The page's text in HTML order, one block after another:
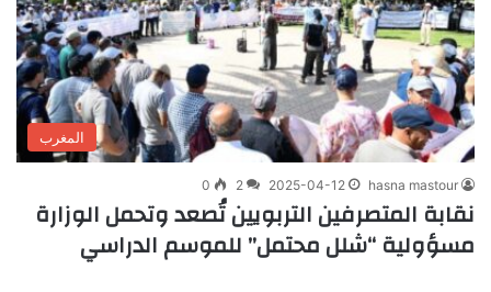
المغرب
hasna mastour
2025-04-12
2
0
نقابة المتصرفين التربويين تُصعد وتحمل الوزارة
مسؤولية “شلل محتمل” للموسم الدراسي